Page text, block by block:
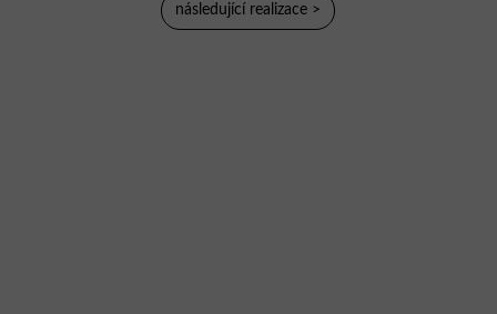
následující realizace >